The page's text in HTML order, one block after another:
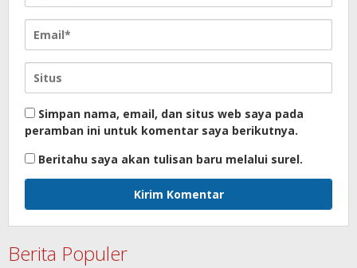
Simpan nama, email, dan situs web saya pada
peramban ini untuk komentar saya berikutnya.
Beritahu saya akan tulisan baru melalui surel.
Berita Populer